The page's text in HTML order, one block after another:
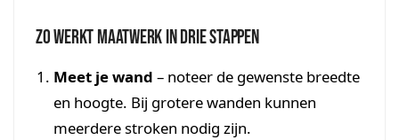
Zo werkt maatwerk in drie stappen
Meet je wand – noteer de gewenste breedte
en hoogte. Bij grotere wanden kunnen
meerdere stroken nodig zijn.